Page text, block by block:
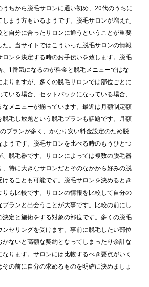
うちから脱毛サロンに通い初め、20代のうちに
まう方もいるようです。脱毛サロンが増えた
と自分に合ったサロンに通うということが重要
。当サイトではこういった脱毛サロンの情報
ロンを決定する時のお手伝いを致します。脱毛
1番気になるのが料金と脱毛メニューではな
よりますが、多くの脱毛サロンでは部位ごとに
いる場合、セットパックになっている場合、
なメニューが揃っています。最近は月額制定額
脱毛し放題という脱毛プランも話題です。月額
プランが多く、かなり安い料金設定のため脱
うです。脱毛サロンを比べる時のもうひとつ
、脱毛器です。サロンによっては複数の脱毛器
、特に大きなサロンだとそのなかから好みの脱
ることも可能です。脱毛サロンを決めるとき
りも比較です。サロンの情報を比較して自分の
ランと出会うことが大事です。比較の前にし
決定と施術をする対象の部位です。多くの脱毛
セリングを受けます。事前に脱毛したい部位
ないと高額な契約となってしまったり余計な
ります。サロンには比較するべき要点がいく
の前に自分の求めるものを明確に決めましょ